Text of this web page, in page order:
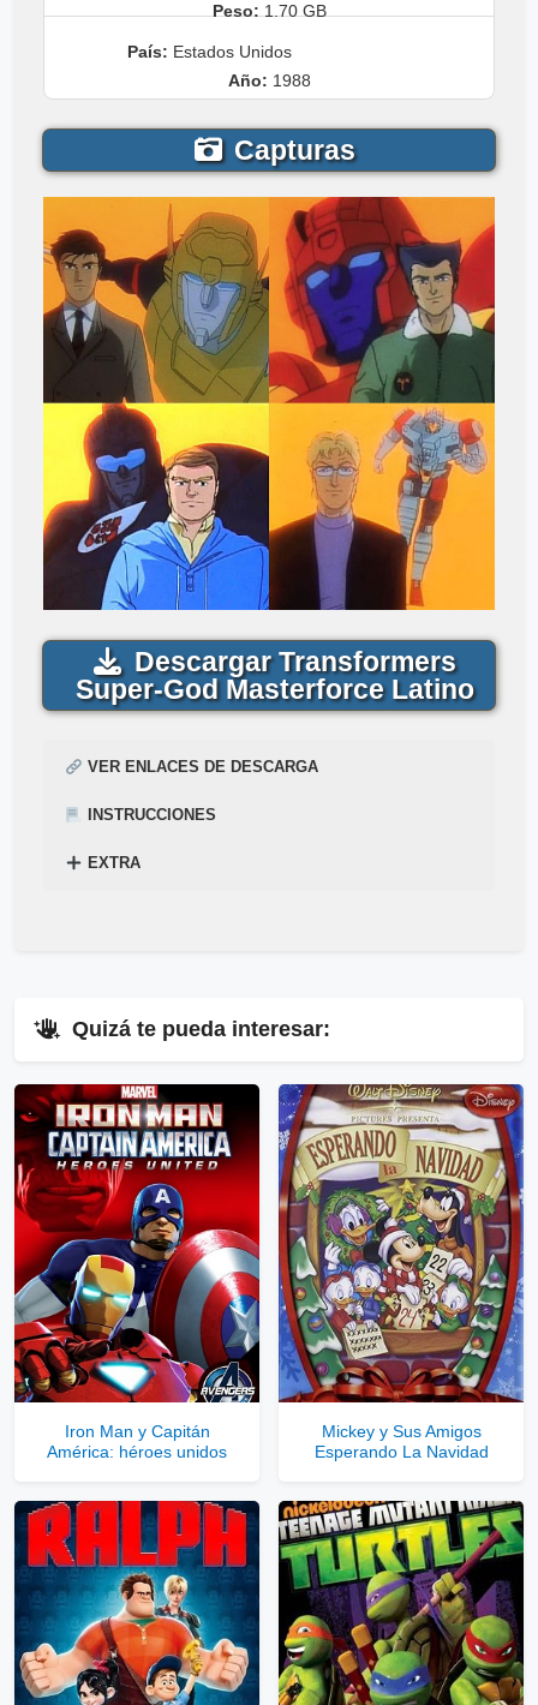
Peso: 1.70 GB
País: Estados Unidos
Año: 1988
Capturas
Descargar Transformers
Super-God Masterforce Latino
VER ENLACES DE DESCARGA
INSTRUCCIONES
EXTRA
▷Enlaces Públicos
Ver Enlaces Públicos
▷Enlaces Privados VIP⇓
Ver Enlaces Privados VIP
Servidores directos
Solo disponible para usuarios registrados.
Comprar Cuenta VIP Aquí!
Quizá te pueda interesar:
Iron Man y Capitán
América: héroes unidos
Mickey y Sus Amigos
Esperando La Navidad